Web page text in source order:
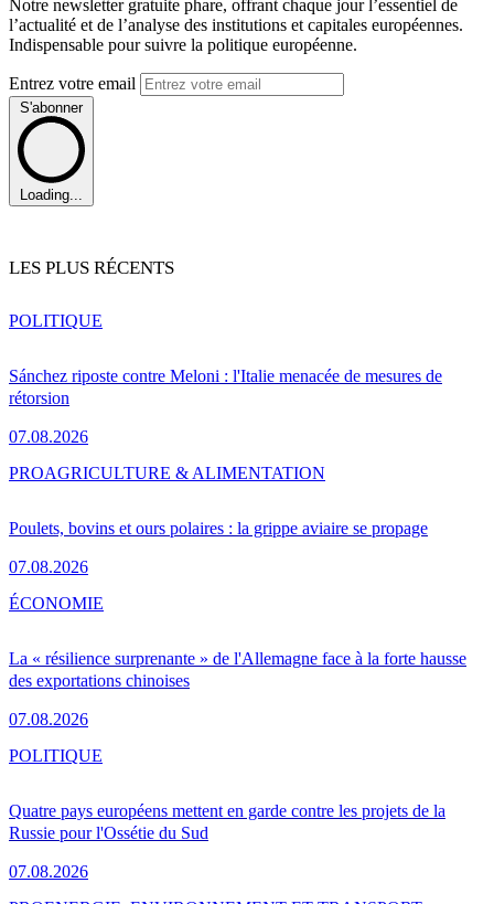
Notre newsletter gratuite phare, offrant chaque jour l’essentiel de
l’actualité et de l’analyse des institutions et capitales européennes.
Indispensable pour suivre la politique européenne.
Entrez votre email
S'abonner
Loading...
LES PLUS RÉCENTS
Sánchez riposte contre Meloni : l'Italie menacée de mesures de
rétorsion
07.08.2026
POLITIQUE
Poulets, bovins et ours polaires : la grippe aviaire se propage
07.08.2026
PROAGRICULTURE & ALIMENTATION
La « résilience surprenante » de l'Allemagne face à la forte hausse
des exportations chinoises
07.08.2026
ÉCONOMIE
Quatre pays européens mettent en garde contre les projets de la
Russie pour l'Ossétie du Sud
07.08.2026
POLITIQUE